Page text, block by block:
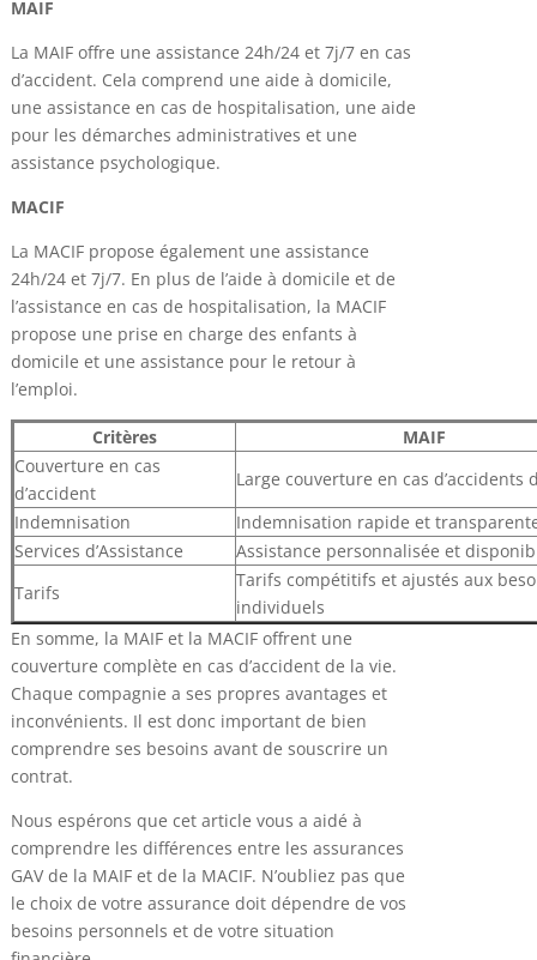
MAIF
La MAIF offre une assistance 24h/24 et 7j/7 en cas
d’accident. Cela comprend une aide à domicile,
une assistance en cas de hospitalisation, une aide
pour les démarches administratives et une
assistance psychologique.
MACIF
La MACIF propose également une assistance
24h/24 et 7j/7. En plus de l’aide à domicile et de
l’assistance en cas de hospitalisation, la MACIF
propose une prise en charge des enfants à
domicile et une assistance pour le retour à
l’emploi.
Critères
MAIF
Couverture en cas
d’accident
Large couverture en cas d’accidents
Indemnisation
Indemnisation rapide et
Services d’Assistance
Assistance personnalisée et
Tarifs
Tarifs compétitifs et ajustés aux
individuels
En somme, la MAIF et la MACIF offrent une
couverture complète en cas d’accident de la vie.
Chaque compagnie a ses propres avantages et
inconvénients. Il est donc important de bien
comprendre ses besoins avant de souscrire un
contrat.
Nous espérons que cet article vous a aidé à
comprendre les différences entre les assurances
GAV de la MAIF et de la MACIF. N’oubliez pas que
le choix de votre assurance doit dépendre de vos
besoins personnels et de votre situation